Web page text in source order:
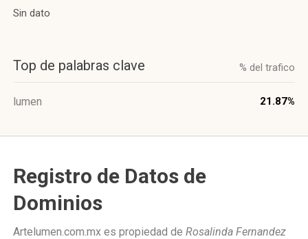
Sin dato
Top de palabras clave % del trafico
lumen 21.87%
Registro de Datos de
Dominios
Artelumen.com.mx es propiedad de Rosalinda Fernandez